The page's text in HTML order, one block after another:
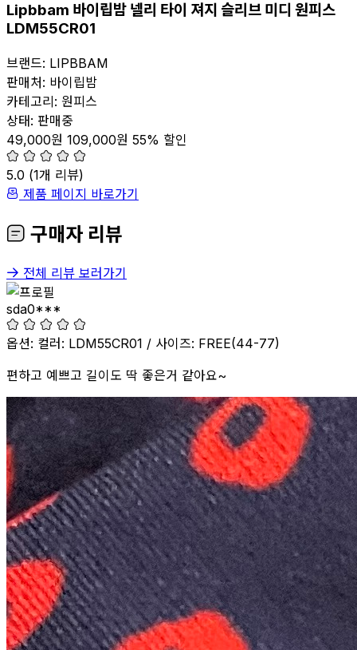
Lipbbam 바이립밤 넬리 타이 져지 슬리브 미디 원피스
LDM55CR01
브랜드: LIPBBAM
판매처: 바이립밤
카테고리: 원피스
상태: 판매중
49,000원 109,000원 55% 할인
5.0 (1개 리뷰)
제품 페이지 바로가기
구매자 리뷰
전체 리뷰 보러가기
sda0***
구매 옵션:
옵션: 컬러: LDM55CR01 / 사이즈: FREE(44-77)
편하고 예쁘고 길이도 딱 좋은거 같아요~